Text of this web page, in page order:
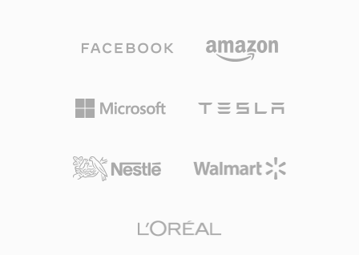
codificato con Xvid è tipicamente memorizzato
in contenitori AVI, sebbene possa essere
Il codec ha ottenuto la certificazione per la
dispositivi multimediali che supportavano la
riproduzione DivX, poichè entrambi i codec
sottostante. La disponibilità multipiattaforma
affidano a una modellazione psicoacustica
elevato a ciascun canale, preservando dettagli
spaziali più fini e dinamiche a basso livello. Il
ADPCM a sottobande combinato con
variante estesa, DTS-HD Master Audio,